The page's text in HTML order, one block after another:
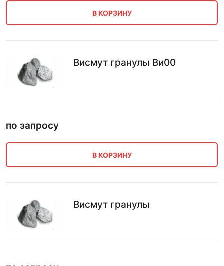
В КОРЗИНУ
Висмут гранулы Ви00
по запросу
В КОРЗИНУ
Висмут гранулы